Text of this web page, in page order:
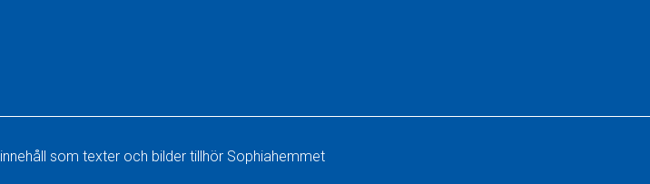
som texter och bilder tillhör Sophiahemmet